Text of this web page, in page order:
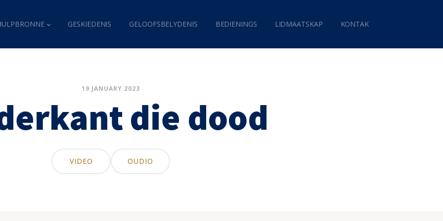
GESKIEDENIS GELOOFSBELYDENIS BEDIENINGS LIDMAATSKAP KONTAK
19 JANUARY 2023
die dood
VIDEO OUDIO